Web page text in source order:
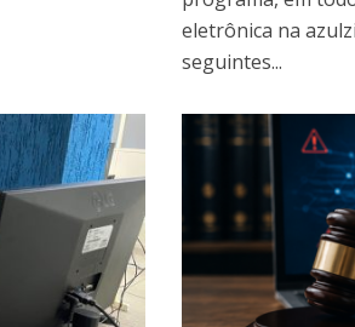
eletrônica na
seguintes...